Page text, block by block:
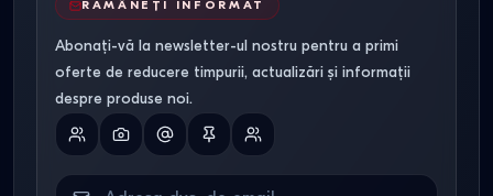
RĂMÂNEȚI INFORMAT
Abonați-vă la newsletter-ul nostru pentru a primi
oferte de reducere timpurii, actualizări și informații
despre produse noi.